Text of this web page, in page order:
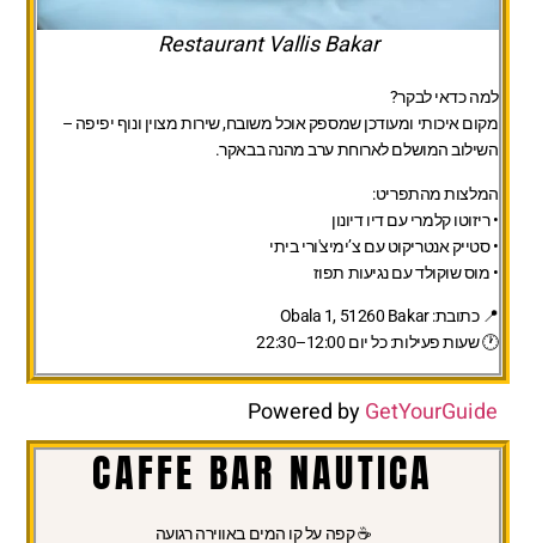
Restaurant Vallis Bakar
למה כדאי לבקר?
מקום איכותי ומעודכן שמספק אוכל משובח, שירות מצוין ונוף יפיפה –
השילוב המושלם לארוחת ערב מהנה בבאקר.
המלצות מהתפריט:
• ריזוטו קלמרי עם דיו דיונון
• סטייק אנטריקוט עם צ’ימיצ'ורי ביתי
• מוס שוקולד עם נגיעות תפוז
📍 כתובת:Obala 1, 51260 Bakar
🕐 שעות פעילות:כל יום 12:00–22:30
Powered byGetYourGuide
CAFFE BAR NAUTICA
☕ קפה על קו המים באווירה רגועה